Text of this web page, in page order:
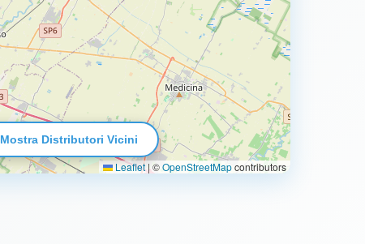
Leaflet |©OpenStreetMapcontributors
Mostra Distributori Vicini